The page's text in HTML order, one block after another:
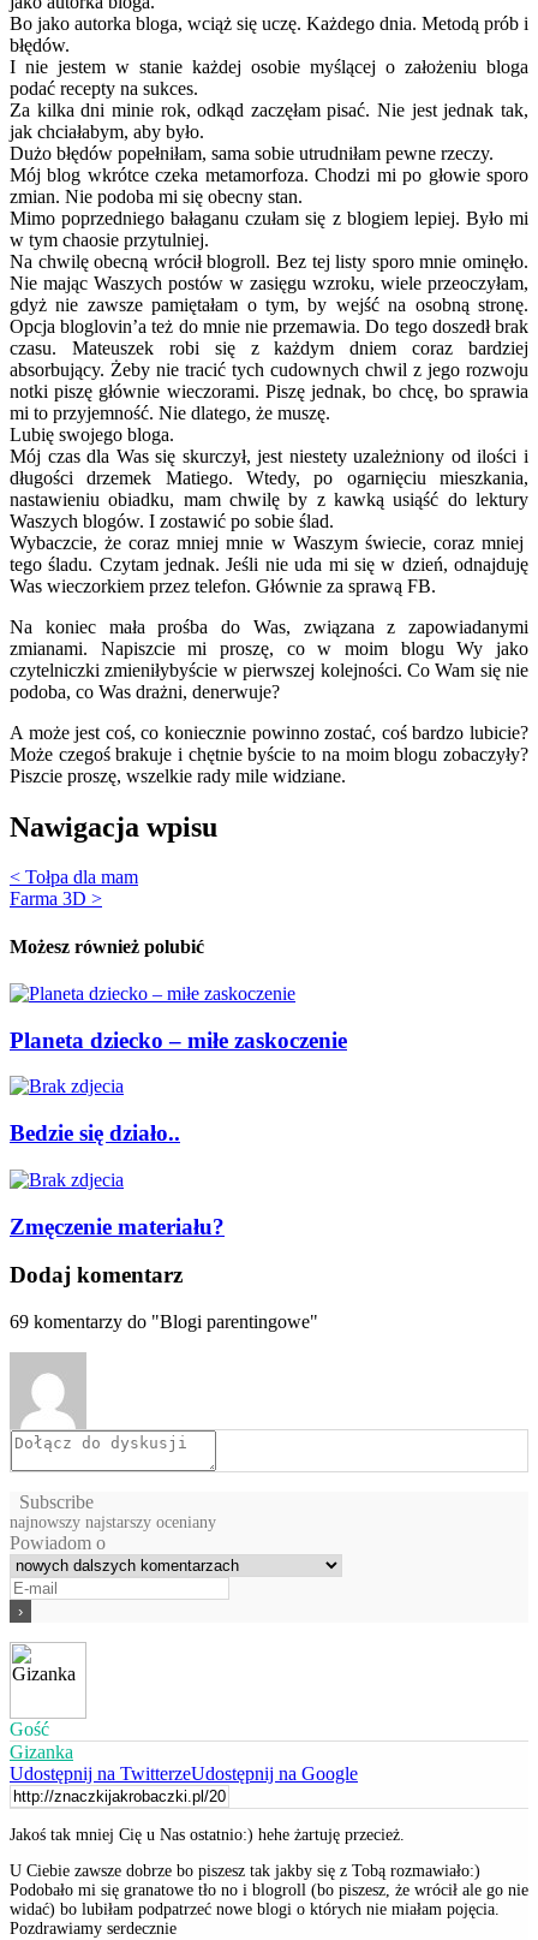
Bo jako autorka bloga, wciąż się uczę. Każdego dnia. Metodą prób i
błędów.
I nie jestem w stanie każdej osobie myślącej o założeniu bloga
podać recepty na sukces.
Za kilka dni minie rok, odkąd zaczęłam pisać. Nie jest jednak tak,
jak chciałabym, aby było.
Dużo błędów popełniłam, sama sobie utrudniłam pewne rzeczy.
Mój blog wkrótce czeka metamorfoza. Chodzi mi po głowie sporo
zmian. Nie podoba mi się obecny stan.
Mimo poprzedniego bałaganu czułam się z blogiem lepiej. Było mi
w tym chaosie przytulniej.
Na chwilę obecną wrócił blogroll. Bez tej listy sporo mnie ominęło.
Nie mając Waszych postów w zasięgu wzroku, wiele przeoczyłam,
gdyż nie zawsze pamiętałam o tym, by wejść na osobną stronę.
Opcja bloglovin’a też do mnie nie przemawia. Do tego doszedł brak
czasu. Mateuszek robi się z każdym dniem coraz bardziej
absorbujący. Żeby nie tracić tych cudownych chwil z jego rozwoju
notki piszę głównie wieczorami. Piszę jednak, bo chcę, bo sprawia
mi to przyjemność. Nie dlatego, że muszę.
Lubię swojego bloga.
Mój czas dla Was się skurczył, jest niestety uzależniony od ilości i
długości drzemek Matiego. Wtedy, po ogarnięciu mieszkania,
nastawieniu obiadku, mam chwilę by z kawką usiąść do lektury
Waszych blogów. I zostawić po sobie ślad.
Wybaczcie, że coraz mniej mnie w Waszym świecie, coraz mniej
tego śladu. Czytam jednak. Jeśli nie uda mi się w dzień, odnajduję
Was wieczorkiem przez telefon. Głównie za sprawą FB.
Na koniec mała prośba do Was, związana z zapowiadanymi
zmianami. Napiszcie mi proszę, co w moim blogu Wy jako
czytelniczki zmieniłybyście w pierwszej kolejności. Co Wam się nie
podoba, co Was drażni, denerwuje?
A może jest coś, co koniecznie powinno zostać, coś bardzo lubicie?
Może czegoś brakuje i chętnie byście to na moim blogu zobaczyły?
Piszcie proszę, wszelkie rady mile widziane.
Nawigacja wpisu
< Tołpa dla mam
Farma 3D >
Możesz również polubić
Planeta dziecko – miłe zaskoczenie
Bedzie się działo..
Zmęczenie materiału?
Dodaj komentarz
69 komentarzy do "Blogi parentingowe"
Subscribe
najnowszy najstarszy oceniany
Powiadom o
Gość
Gizanka
Udostępnij na TwitterzeUdostępnij na Google
Jakoś tak mniej Cię u Nas ostatnio:) hehe żartuję przecież.
U Ciebie zawsze dobrze bo piszesz tak jakby się z Tobą rozmawiało:)
Podobało mi się granatowe tło no i blogroll (bo piszesz, że wrócił ale go nie
widać) bo lubiłam podpatrzeć nowe blogi o których nie miałam pojęcia.
Pozdrawiamy serdecznie